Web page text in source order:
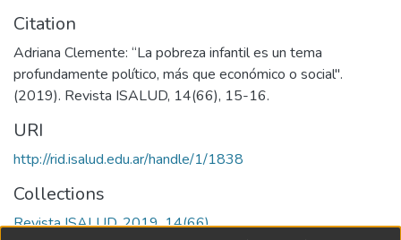
Citation
Adriana Clemente: “La pobreza infantil es un tema
profundamente político, más que económico o social".
(2019). Revista ISALUD, 14(66), 15-16.
URI
http://rid.isalud.edu.ar/handle/1/1838
Collections
Revista ISALUD, 2019, 14(66)